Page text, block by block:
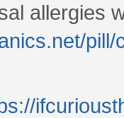
allergies
pill/